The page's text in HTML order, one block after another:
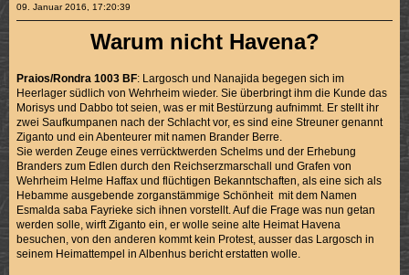
09. Januar 2016, 17:20:39
Warum nicht Havena?
Praios/Rondra 1003 BF: Largosch und Nanajida begegen sich im
Heerlager südlich von Wehrheim wieder. Sie überbringt ihm die Kunde das
Morisys und Dabbo tot seien, was er mit Bestürzung aufnimmt. Er stellt ihr
zwei Saufkumpanen nach der Schlacht vor, es sind eine Streuner genannt
Ziganto und ein Abenteurer mit namen Brander Berre.
Sie werden Zeuge eines verrücktwerden Schelms und der Erhebung
Branders zum Edlen durch den Reichserzmarschall und Grafen von
Wehrheim Helme Haffax und flüchtigen Bekanntschaften, als eine sich als
Hebamme ausgebende zorganstämmige Schönheit mit dem Namen
Esmalda saba Fayrieke sich ihnen vorstellt. Auf die Frage was nun getan
werden solle, wirft Ziganto ein, er wolle seine alte Heimat Havena
besuchen, von den anderen kommt kein Protest, ausser das Largosch in
seinem Heimattempel in Albenhus bericht erstatten wolle.